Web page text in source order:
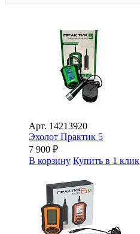
Арт. 14213920
Эхолот Практик 5
7 900 ₽
В корзину Купить в 1 клик